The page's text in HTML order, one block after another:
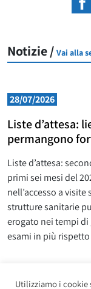
Notizie / Vai alla
28/07/2026
Liste d’attesa:
permangono
Liste d’attesa:
primi sei mesi del
nell’accesso a
strutture sanitarie
erogato nei tempi di
esami in più
Utilizziamo i cookie